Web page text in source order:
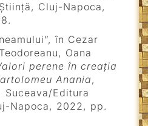
Cluj-Napoca,
în Cezar
Oana
perene în creația
Anania,
Suceava/Editura
Napoca, 2022, pp.